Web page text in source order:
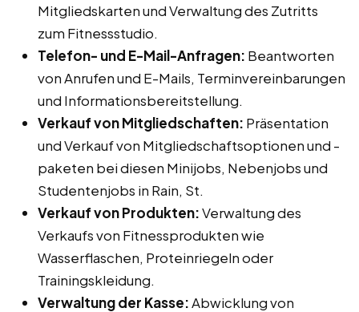
Mitgliedskarten und Verwaltung des Zutritts
zum Fitnessstudio.
Telefon- und E-Mail-Anfragen: Beantworten
von Anrufen und E-Mails, Terminvereinbarungen
und Informationsbereitstellung.
Verkauf von Mitgliedschaften: Präsentation
und Verkauf von Mitgliedschaftsoptionen und -
paketen bei diesen Minijobs, Nebenjobs und
Studentenjobs in Rain, St.
Verkauf von Produkten:Verwaltung des
Verkaufs von Fitnessprodukten wie
Wasserflaschen, Proteinriegeln oder
Trainingskleidung.
Verwaltung der Kasse:Abwicklung von